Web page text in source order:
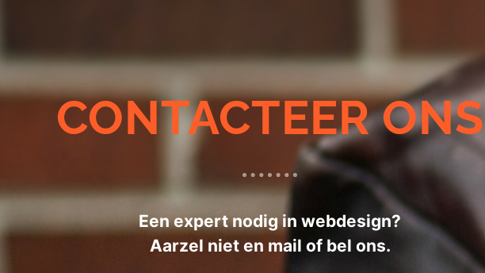
CONTACTEER ONS
Een expert nodig in webdesign?
Aarzel niet en mail of bel ons.